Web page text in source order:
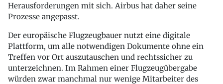
Herausforderungen mit sich. Airbus hat daher seine
Prozesse angepasst.
Der europäische Flugzeugbauer nutzt eine digitale
Plattform, um alle notwendigen Dokumente ohne ein
Treffen vor Ort auszutauschen und rechtssicher zu
unterzeichnen. Im Rahmen einer Flugzeugübergabe
würden zwar manchmal nur wenige Mitarbeiter des